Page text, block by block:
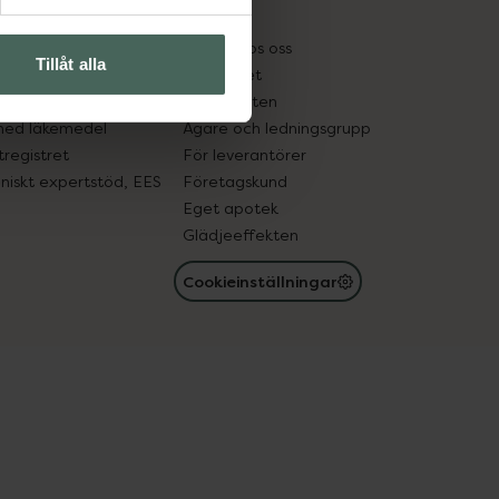
Tillåt alla
in gammal medicin
läkemedel
expertstöd, EES
Pressrum
Jobba hos oss
Hållbarhet
Samarbeten
Ägare och ledningsgrupp
För leverantörer
Företagskund
Eget apotek
Glädjeeffekten
Cookieinställningar